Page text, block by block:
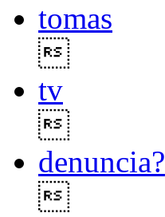
tomas
tv
denuncia?